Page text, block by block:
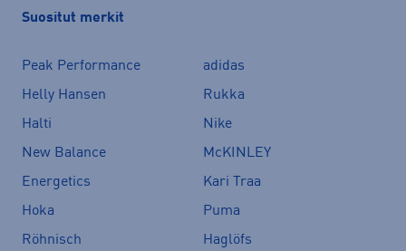
Suositut merkit
Peak Performance
adidas
Helly Hansen
Rukka
Halti
Nike
New Balance
McKINLEY
Energetics
Kari Traa
Hoka
Puma
Röhnisch
Haglöfs